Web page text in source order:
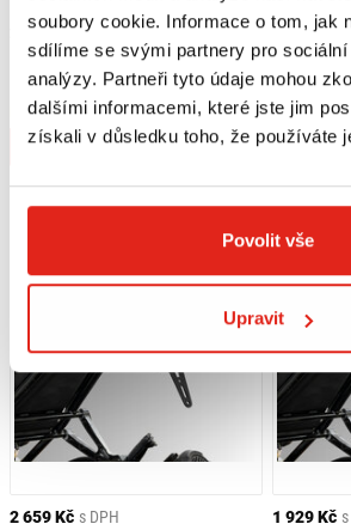
soubory cookie. Informace o tom, jak
sdílíme se svými partnery pro
analýzy. Partneři tyto údaje mohou
dalšími informacemi, které jste jim
získali v důsledku toho, že používáte
Povolit vše
Upravit
219 Kč s DPH
HS MOTO ADAPTÉROVÝ KÁBEL
KTM / TRIUMPH
Na objednávku
Koupit
2 659 Kč
HS MOTO
125/200/
Na
2 659 Kč s DPH
1 929 Kč